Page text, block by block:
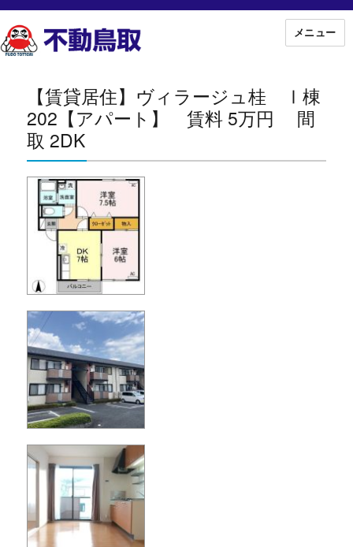
メニュー
【賃貸居住】ヴィラージュ桂 Ⅰ棟
202【アパート】 賃料 5万円 間
取 2DK